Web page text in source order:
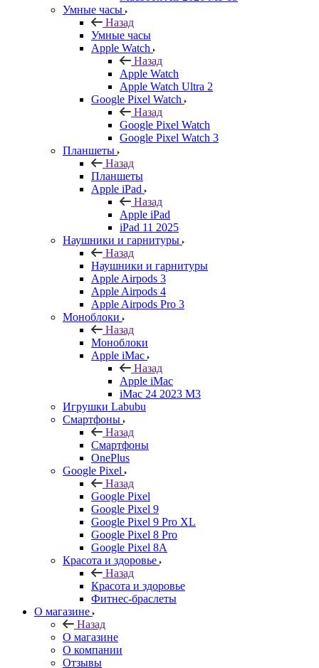
Умные часы
Назад
Умные часы
Apple Watch
Назад
Apple Watch
Apple Watch Ultra 2
Google Pixel Watch
Назад
Google Pixel Watch
Google Pixel Watch 3
Планшеты
Назад
Планшеты
Apple iPad
Назад
Apple iPad
iPad 11 2025
Наушники и гарнитуры
Назад
Наушники и гарнитуры
Apple Airpods 3
Apple Airpods 4
Apple Airpods Pro 3
Моноблоки
Назад
Моноблоки
Apple iMac
Назад
Apple iMac
iMac 24 2023 M3
Игрушки Labubu
Смартфоны
Назад
Смартфоны
OnePlus
Google Pixel
Назад
Google Pixel
Google Pixel 9
Google Pixel 9 Pro XL
Google Pixel 8 Pro
Google Pixel 8A
Красота и здоровье
Назад
Красота и здоровье
Фитнес-браслеты
О магазине
Назад
О магазине
О компании
Отзывы